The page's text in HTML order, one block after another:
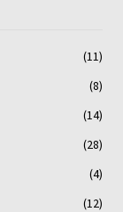
(11)
(8)
(14)
(28)
(4)
(12)